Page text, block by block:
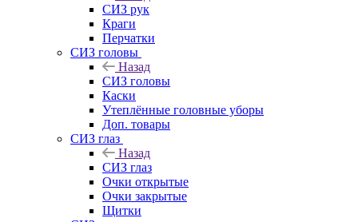
СИЗ рук
Краги
Перчатки
СИЗ головы
Назад
СИЗ головы
Каски
Утеплённые головные уборы
Доп. товары
СИЗ глаз
Назад
СИЗ глаз
Очки открытые
Очки закрытые
Щитки